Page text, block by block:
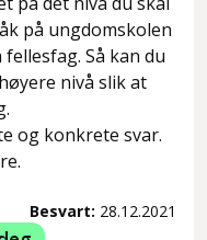
på ungdomskolen
Så kan du
nivå slik at
og konkrete svar.
Besvart: 28.12.2021